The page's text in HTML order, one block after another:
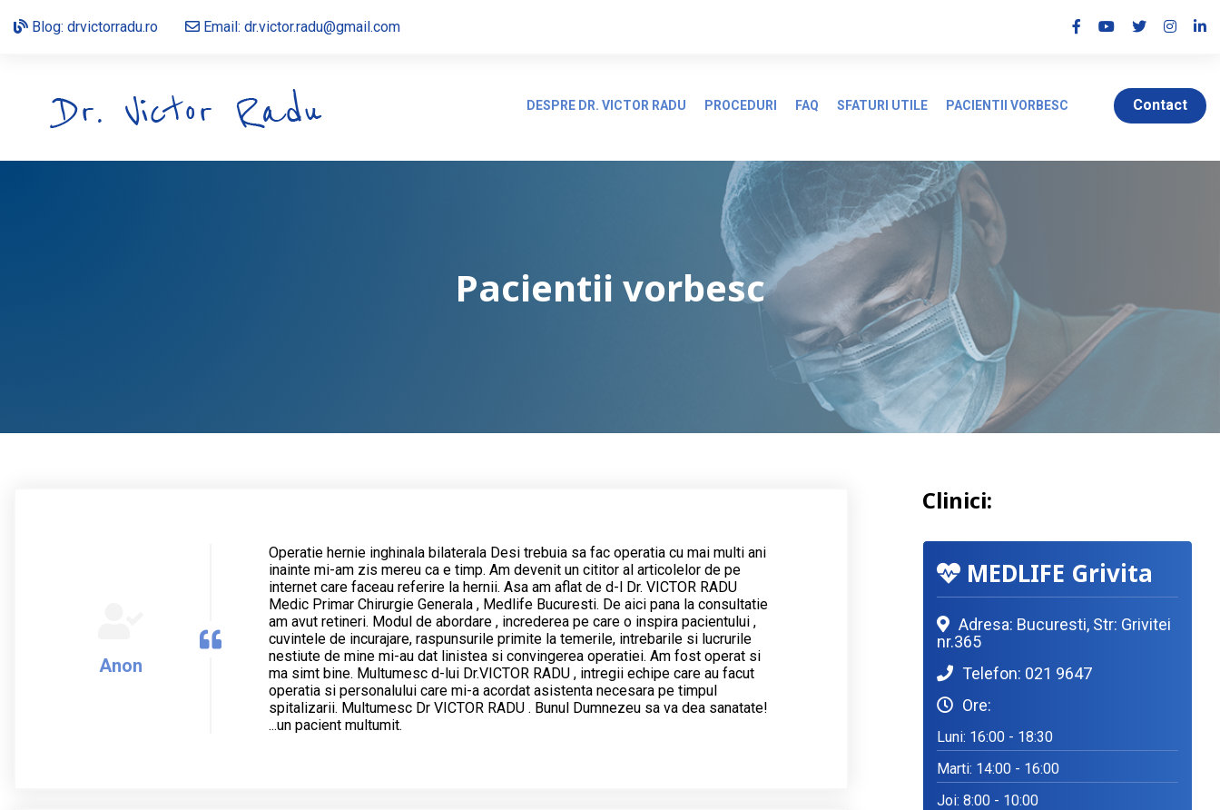
Blog: drvictorradu.ro Email: dr.victor.radu@gmail.com
DESPRE DR. VICTOR RADU PROCEDURI FAQ SFATURI UTILE PACIENTII VORBESC Contact
Pacientii vorbesc
Anon
Operatie hernie inghinala bilaterala Desi trebuia sa fac operatia cu mai multi ani
inainte mi-am zis mereu ca e timp. Am devenit un cititor al articolelor de pe
internet care faceau referire la hernii. Asa am aflat de d-l Dr. VICTOR RADU
Medic Primar Chirurgie Generala , Medlife Bucuresti. De aici pana la consultatie
am avut retineri. Modul de abordare , increderea pe care o inspira pacientului ,
cuvintele de incurajare, raspunsurile primite la temerile, intrebarile si lucrurile
nestiute de mine mi-au dat linistea si convingerea operatiei. Am fost operat si
ma simt bine. Multumesc d-lui Dr.VICTOR RADU , intregii echipe care au facut
operatia si personalului care mi-a acordat asistenta necesara pe timpul
spitalizarii. Multumesc Dr VICTOR RADU . Bunul Dumnezeu sa va dea sanatate!
...un pacient multumit.
Clinici:
MEDLIFE Grivita
Adresa: Bucuresti, Str: Grivitei
nr.365
Telefon: 021 9647
Ore:
Luni: 16:00 - 18:30
Marti: 14:00 - 16:00
Joi: 8:00 - 10:00